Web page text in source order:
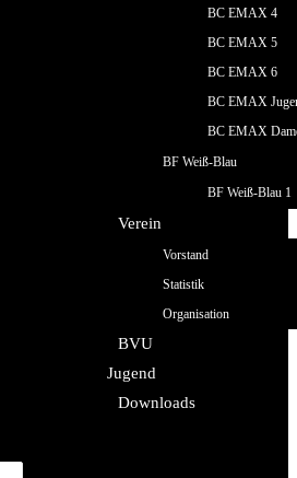
BC EMAX 4
BC EMAX 5
BC EMAX 6
BC EMAX
BC EMAX
BF Weiß-Blau
BF Weiß-Blau 1
Verein
Vorstand
Statistik
Organisation
BVU
Jugend
Downloads